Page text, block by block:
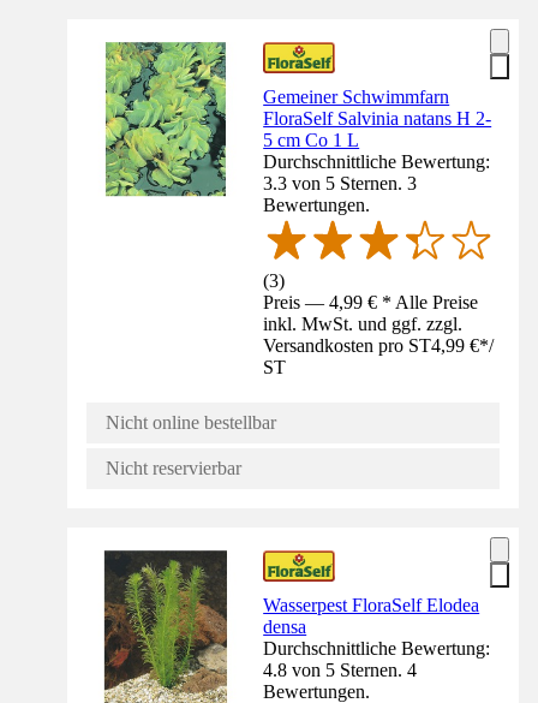
Gemeiner Schwimmfarn
FloraSelf Salvinia natans H 2-
5 cm Co 1 L
Durchschnittliche Bewertung:
3.3 von 5 Sternen. 3
Bewertungen.
(3)
Preis — 4,99 € * Alle Preise
inkl. MwSt. und ggf. zzgl.
Versandkosten pro ST4,99 €*/
ST
Nicht online bestellbar
Nicht reservierbar
Wasserpest FloraSelf Elodea
densa
Durchschnittliche Bewertung:
4.8 von 5 Sternen. 4
Bewertungen.